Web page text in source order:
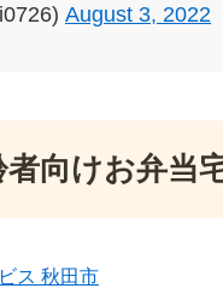
August 3, 2022
向けお弁当
ス 秋田市